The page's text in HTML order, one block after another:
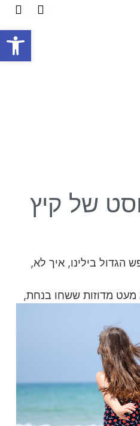
של קיץ
הגדול בילינו, איך לא,
מעט מדוזות ששחו בנחת,